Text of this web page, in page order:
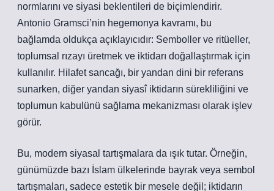
normlarını ve siyasi beklentileri de biçimlendirir.
Antonio Gramsci’nin hegemonya kavramı, bu
bağlamda oldukça açıklayıcıdır: Semboller ve ritüeller,
toplumsal rızayı üretmek ve iktidarı doğallaştırmak için
kullanılır. Hilafet sancağı, bir yandan dini bir referans
sunarken, diğer yandan siyasî iktidarın sürekliliğini ve
toplumun kabulünü sağlama mekanizması olarak işlev
görür.
Bu, modern siyasal tartışmalara da ışık tutar. Örneğin,
günümüzde bazı İslam ülkelerinde bayrak veya sembol
tartışmaları, sadece estetik bir mesele değil; iktidarın